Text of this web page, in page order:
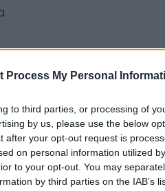
Process My Personal
to third parties, or processing of
by us, please use the below
after your opt-out request is
on personal information utilized
to your opt-out. You may
by third parties on the IAB’s
από
την